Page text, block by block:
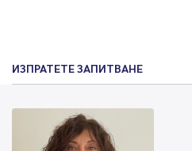
ИЗПРАТЕТЕ ЗАПИТВАНЕ